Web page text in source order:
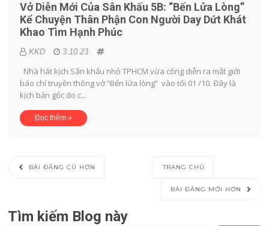
Vở Diễn Mới Của Sân Khấu 5B: “Bến Lửa Lòng”
Kể Chuyện Thân Phận Con Người Day Dứt Khát
Khao Tìm Hạnh Phúc
KKD 3.10.23
Nhà hát kịch Sân khấu nhỏ TPHCM vừa công diễn ra mắt giới
báo chí truyền thông vở “Bến lửa lòng” vào tối 01 /10. Đây là
kịch bản gốc do c...
Đọc thêm »
BÀI ĐĂNG CŨ HƠN TRANG CHỦ
BÀI ĐĂNG MỚI HƠN
Tìm kiếm Blog này